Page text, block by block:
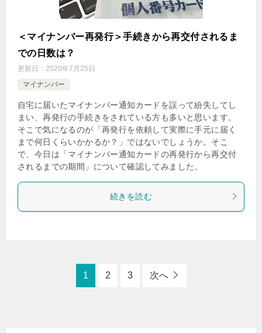
＜マイナンバー再発行＞手続きから再交付されるま
での日数は？
更新日： 2020年7月25日
マイナンバー
自宅に届いたマイナンバー通知カードを誤って紛失してし
まい、再発行の手続きをされている方も多いと思います。
そこで気になるのが「再発行を依頼して実際に手元に届く
まで何日くらいかかるか？」ではないでしょうか。そこ
で、今日は「マイナンバー通知カードの再発行から再交付
されるまでの期間」について確認してみました。
続きを読む
1 2 3 次へ